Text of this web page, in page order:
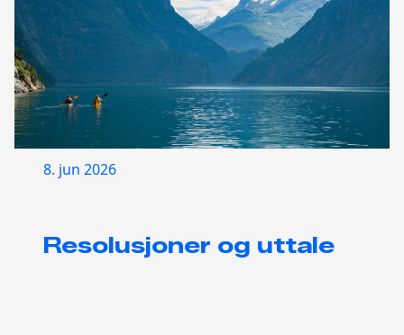
8. jun 2026
Resolusjoner og uttale